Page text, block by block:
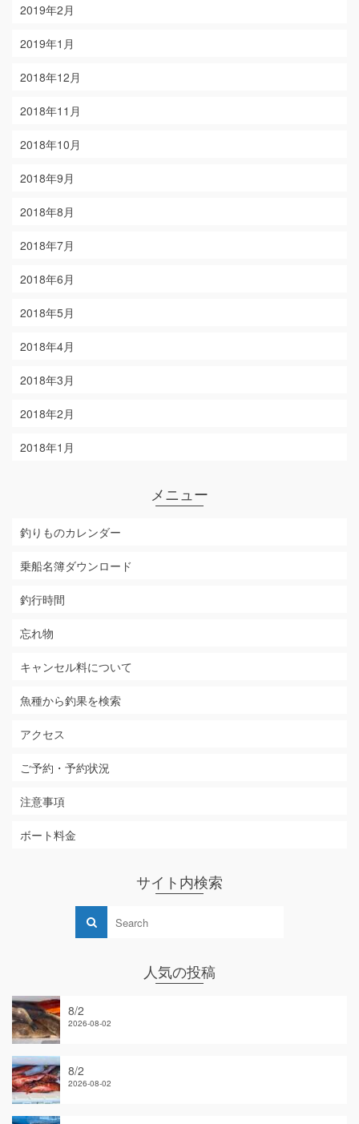
2019年2月
2019年1月
2018年12月
2018年11月
2018年10月
2018年9月
2018年8月
2018年7月
2018年6月
2018年5月
2018年4月
2018年3月
2018年2月
2018年1月
メニュー
釣りものカレンダー
乗船名簿ダウンロード
釣行時間
忘れ物
キャンセル料について
魚種から釣果を検索
アクセス
ご予約・予約状況
注意事項
ボート料金
サイト内検索
人気の投稿
8/2
2026-08-02
8/2
2026-08-02